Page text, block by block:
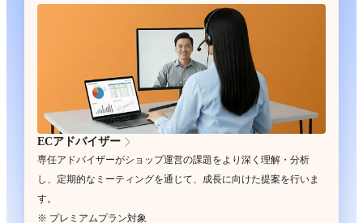
ECアドバイザー
専任アドバイザーがショップ運営の課題をより深く理解・分析
し、定期的なミーティングを通じて、成長に向けた提案を行いま
す。
※ プレミアムプラン対象